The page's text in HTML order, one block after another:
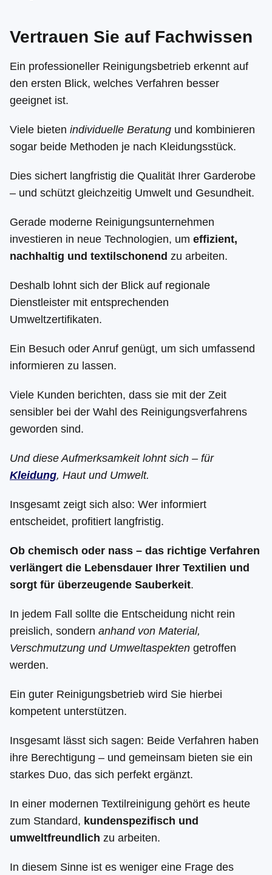
Vertrauen Sie auf Fachwissen
Ein professioneller Reinigungsbetrieb erkennt auf
den ersten Blick, welches Verfahren besser
geeignet ist.
Viele bieten individuelle Beratung und kombinieren
sogar beide Methoden je nach Kleidungsstück.
Dies sichert langfristig die Qualität Ihrer Garderobe
– und schützt gleichzeitig Umwelt und Gesundheit.
Gerade moderne Reinigungsunternehmen
investieren in neue Technologien, um effizient,
nachhaltig und textilschonend zu arbeiten.
Deshalb lohnt sich der Blick auf regionale
Dienstleister mit entsprechenden
Umweltzertifikaten.
Ein Besuch oder Anruf genügt, um sich umfassend
informieren zu lassen.
Viele Kunden berichten, dass sie mit der Zeit
sensibler bei der Wahl des Reinigungsverfahrens
geworden sind.
Und diese Aufmerksamkeit lohnt sich – für
Kleidung, Haut und Umwelt.
Insgesamt zeigt sich also: Wer informiert
entscheidet, profitiert langfristig.
Ob chemisch oder nass – das richtige Verfahren
verlängert die Lebensdauer Ihrer Textilien und
sorgt für überzeugende Sauberkeit.
In jedem Fall sollte die Entscheidung nicht rein
preislich, sondern anhand von Material,
Verschmutzung und Umweltaspekten getroffen
werden.
Ein guter Reinigungsbetrieb wird Sie hierbei
kompetent unterstützen.
Insgesamt lässt sich sagen: Beide Verfahren haben
ihre Berechtigung – und gemeinsam bieten sie ein
starkes Duo, das sich perfekt ergänzt.
In einer modernen Textilreinigung gehört es heute
zum Standard, kundenspezifisch und
umweltfreundlich zu arbeiten.
In diesem Sinne ist es weniger eine Frage des